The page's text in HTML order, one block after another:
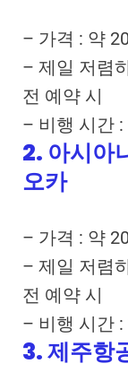
– 가격 : 약
– 제일 저렴
전 예약 시
– 비행 시간
2. 아시아
오카
– 가격 : 약
– 제일 저렴
전 예약 시
– 비행 시간
3. 제주항